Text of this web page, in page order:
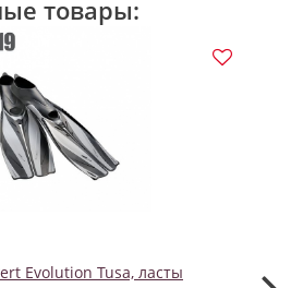
товары:
Evolution Tusa, ласты